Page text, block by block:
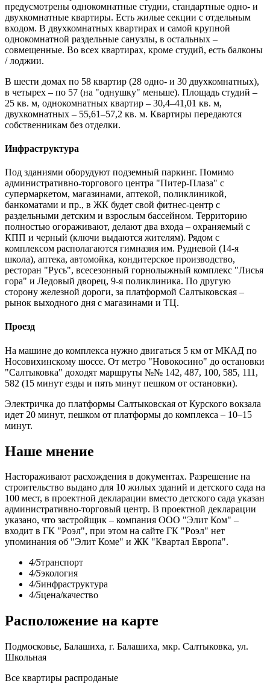
предусмотрены однокомнатные студии, стандартные одно- и
двухкомнатные квартиры. Есть жилые секции с отдельным
входом. В двухкомнатных квартирах и самой крупной
однокомнатной раздельные санузлы, в остальных –
совмещенные. Во всех квартирах, кроме студий, есть балконы
/ лоджии.
В шести домах по 58 квартир (28 одно- и 30 двухкомнатных),
в четырех – по 57 (на "однушку" меньше). Площадь студий –
25 кв. м, однокомнатных квартир – 30,4–41,01 кв. м,
двухкомнатных – 55,61–57,2 кв. м. Квартиры передаются
собственникам без отделки.
Инфраструктура
Под зданиями оборудуют подземный паркинг. Помимо
административно-торгового центра "Питер-Плаза" с
супермаркетом, магазинами, аптекой, поликлиникой,
банкоматами и пр., в ЖК будет свой фитнес-центр с
раздельными детским и взрослым бассейном. Территорию
полностью огораживают, делают два входа – охраняемый с
КПП и черный (ключи выдаются жителям). Рядом с
комплексом располагаются гимназия им. Рудневой (14-я
школа), аптека, автомойка, кондитерское производство,
ресторан "Русь", всесезонный горнолыжный комплекс "Лисья
гора" и Ледовый дворец, 9-я поликлиника. По другую
сторону железной дороги, за платформой Салтыковская –
рынок выходного дня с магазинами и ТЦ.
Проезд
На машине до комплекса нужно двигаться 5 км от МКАД по
Носовихинскому шоссе. От метро "Новокосино" до остановки
"Салтыковка" доходят маршруты №№ 142, 487, 100, 585, 111,
582 (15 минут езды и пять минут пешком от остановки).
Электричка до платформы Салтыковская от Курского вокзала
идет 20 минут, пешком от платформы до комплекса – 10–15
минут.
Наше мнение
Настораживают расхождения в документах. Разрешение на
строительство выдано для 10 жилых зданий и детского сада на
100 мест, в проектной декларации вместо детского сада указан
административно-торговый центр. В проектной декларации
указано, что застройщик – компания ООО "Элит Ком" –
входит в ГК "Роэл", при этом на сайте ГК "Роэл" нет
упоминания об "Элит Коме" и ЖК "Квартал Европа".
4/5транспорт
4/5экология
4/5инфраструктура
4/5цена/качество
Расположение на карте
Подмосковье, Балашиха, г. Балашиха, мкр. Салтыковка, ул.
Школьная
Все квартиры распроданые